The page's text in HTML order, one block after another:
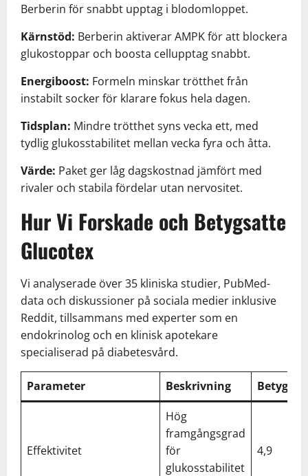
Berberin för snabbt upptag i blodomloppet.
Kärnstöd: Berberin aktiverar AMPK för att blockera
glukostoppar och boosta cellupptag snabbt.
Energiboost: Formeln minskar trötthet från
instabilt socker för klarare fokus hela dagen.
Tidsplan: Mindre trötthet syns vecka ett, med
tydlig glukosstabilitet mellan vecka fyra och åtta.
Värde: Paket ger låg dagskostnad jämfört med
rivaler och stabila fördelar utan nervositet.
Hur Vi Forskade och Betygsatte
Glucotex
Vi analyserade över 35 kliniska studier, PubMed-
data och diskussioner på sociala medier inklusive
Reddit, tillsammans med experter som en
endokrinolog och en klinisk apotekare
specialiserad på diabetesvård.
Parameter Beskrivning Betyg/5
Effektivitet
Hög
framgångsgrad
för
glukosstabilitet
4,9